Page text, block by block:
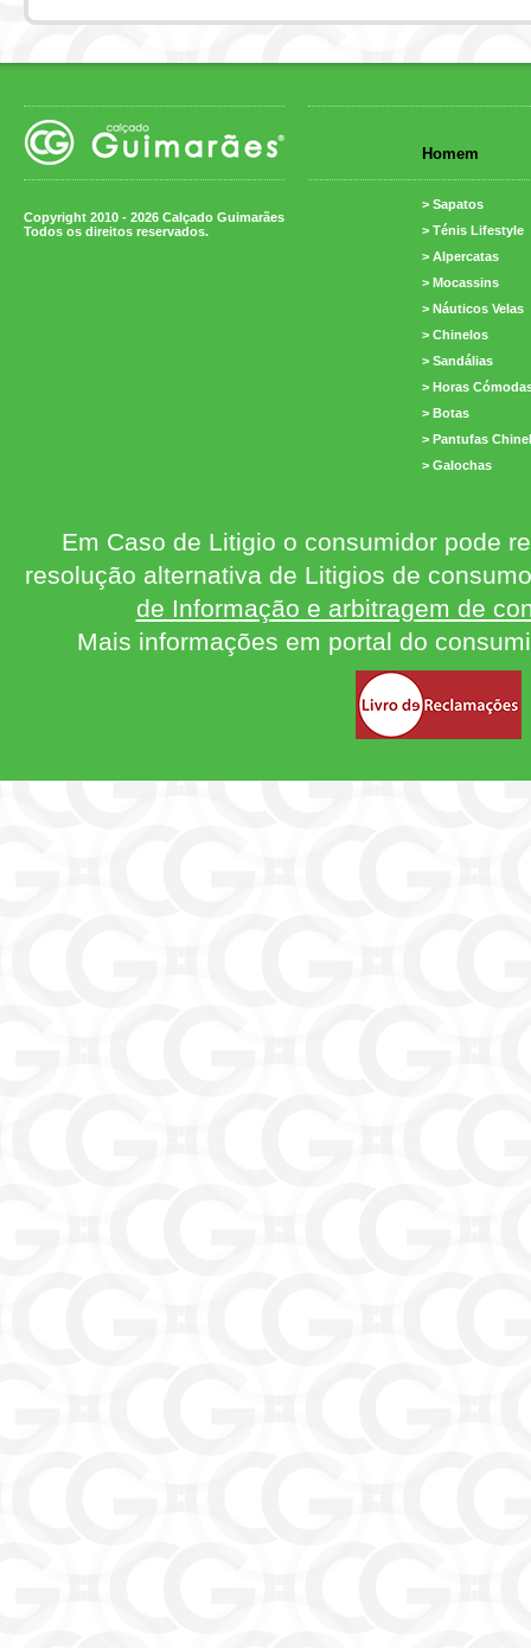
Copyright 2010 - 2026 Calçado Guimarães
Todos os direitos reservados.
Homem
> Sapatos
> Ténis Lifestyle
> Alpercatas
> Mocassins
> Náuticos Velas
> Chinelos
> Sandálias
> Horas
> Botas
> Pantufas
> Galochas
Em Caso de Litigio o consumidor pode
resolução alternativa de Litigios de
de Informação e arbitragem de
Mais informações em portal do